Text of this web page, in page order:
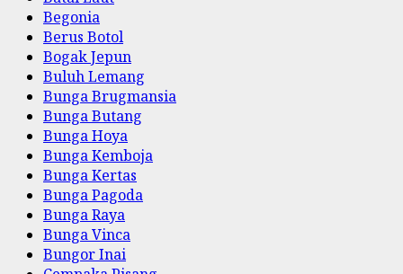
Begonia
Berus Botol
Bogak Jepun
Buluh Lemang
Bunga Brugmansia
Bunga Butang
Bunga Hoya
Bunga Kemboja
Bunga Kertas
Bunga Pagoda
Bunga Raya
Bunga Vinca
Bungor Inai